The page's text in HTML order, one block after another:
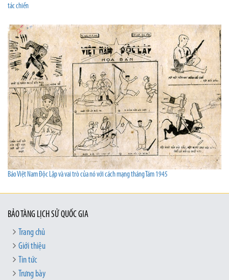
tác chiến
Báo Việt Nam Độc Lập và vai trò của nó với cách mạng tháng Tám 1945
BẢO TÀNG LỊCH SỬ QUỐC GIA
Trang chủ
Giới thiệu
Tin tức
Trưng bày